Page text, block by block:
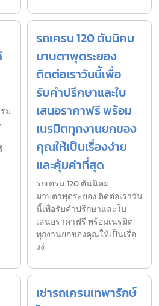
ม
รถเครน 120 ตันนิคม
มาบตาพุดระยอง
ติดต่อเราวันนี้เพื่อ
รับคำปรึกษาและใบ
เสนอราคาฟรี พร้อม
เนรมิตทุกงานยกของ
คุณให้เป็นเรื่องง่าย
และคุ้มค่าที่สุด
รถเครน 120 ตันนิคม
มาบตาพุดระยอง ติดต่อเราวัน
นี้เพื่อรับคำปรึกษาและใบ
เสนอราคาฟรี พร้อมเนรมิต
ทุกงานยกของคุณให้เป็นเรื่อ
งง่
เช่ารถเครนเทพารักษ์